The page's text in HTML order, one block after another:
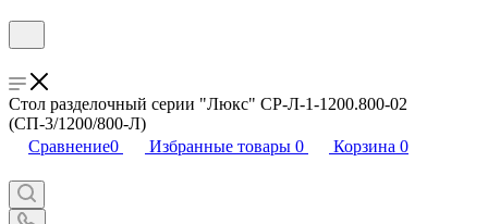
Стол разделочный серии "Люкс" СР-Л-1-1200.800-02
(СП-3/1200/800-Л)
Сравнение0 Избранные товары 0 Корзина 0